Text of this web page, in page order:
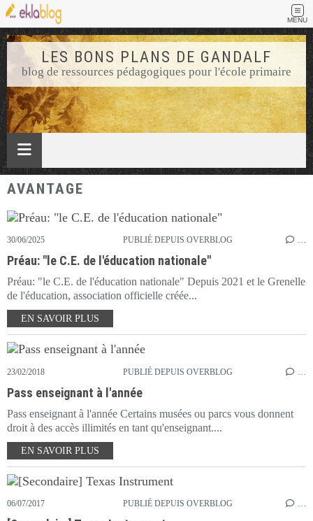
MENU
LES BONS PLANS DE GANDALF
blog de ressources pédagogiques pour l'école primaire
AVANTAGE
30/06/2025 PUBLIÉ DEPUIS OVERBLOG …
Préau: "le C.E. de l'éducation nationale"
Préau: "le C.E. de l'éducation nationale" Depuis 2021 et le Grenelle
de l'éducation, association officielle créée...
EN SAVOIR PLUS
23/02/2018 PUBLIÉ DEPUIS OVERBLOG
Pass enseignant à l'année
Pass enseignant à l'année Certains musées ou parcs vous donnent
droit à des accès illimités en tant qu'enseignant....
EN SAVOIR PLUS
06/07/2017 PUBLIÉ DEPUIS OVERBLOG …